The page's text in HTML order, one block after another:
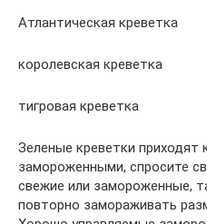
Атлантическая креветка
королевская креветка
тигровая креветка
Зеленые креветки приходят
замороженными, спросите
свежие или замороженные,
повторно замораживать